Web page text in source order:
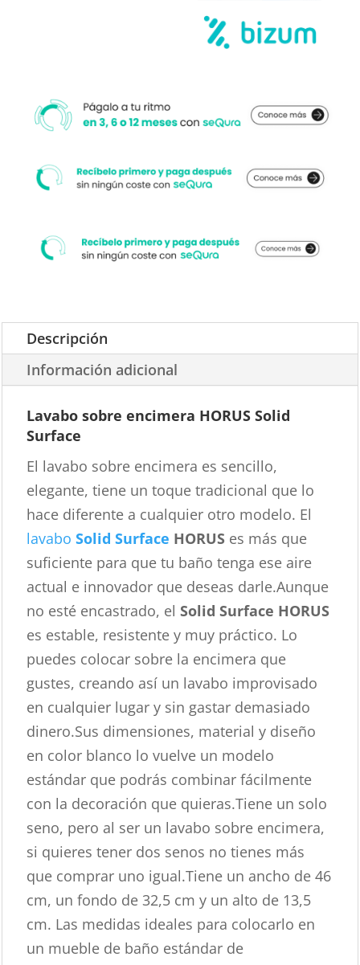
Descripción
Información adicional
Lavabo sobre encimera HORUS Solid
Surface
El lavabo sobre encimera es sencillo,
elegante, tiene un toque tradicional que lo
hace diferente a cualquier otro modelo. El
lavaboSolid Surface HORUS es más que
suficiente para que tu baño tenga ese aire
actual e innovador que deseas darle.Aunque
no esté encastrado, elSolid Surface HORUS
es estable, resistente y muy práctico. Lo
puedes colocar sobre la encimera que
gustes, creando así un lavabo improvisado
en cualquier lugar y sin gastar demasiado
dinero.Sus dimensiones, material y diseño
en color blanco lo vuelve un modelo
estándar que podrás combinar fácilmente
con la decoración que quieras.Tiene un solo
seno, pero al ser un lavabo sobre encimera,
si quieres tener dos senos no tienes más
que comprar uno igual.Tiene un ancho de 46
cm, un fondo de 32,5 cm y un alto de 13,5
cm. Las medidas ideales para colocarlo en
un mueble de baño estándar de